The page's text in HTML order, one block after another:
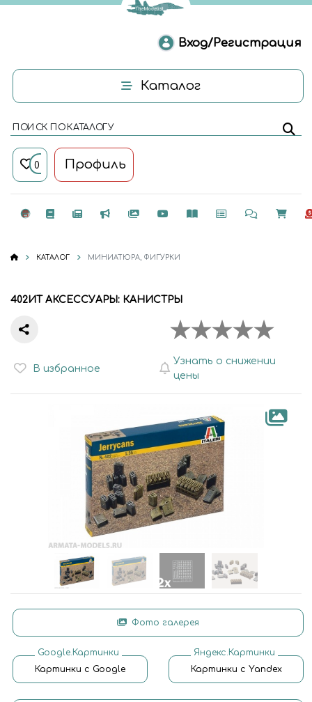
Вход/Регистрация
Каталог
ПОИСК ПО КАТАЛОГУ
0 Профиль
КАТАЛОГ МИНИАТЮРА, ФИГУРКИ
402ИТ АКСЕССУАРЫ: КАНИСТРЫ
В избранное
Узнать о снижении
цены
Фото галерея
Google.Картинки
Картинки с Google
Яндекс.Картинки
Картинки с Yandex